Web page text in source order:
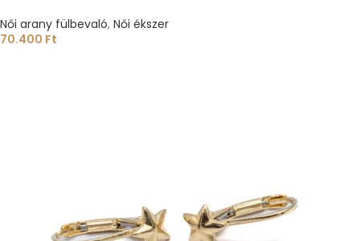
Női arany fülbevaló, Női ékszer
70.400 Ft